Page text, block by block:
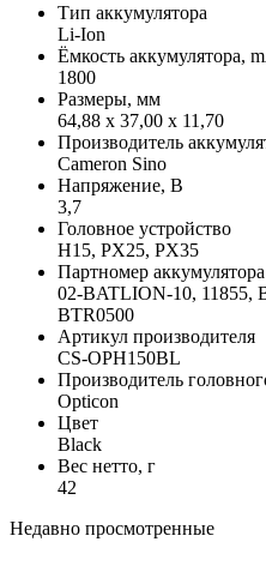
Тип аккумулятора
Li-Ion
Ёмкость аккумулятора,
1800
Размеры, мм
64,88 x 37,00 x 11,70
Производитель
Cameron Sino
Напряжение, В
3,7
Головное устройство
H15, PX25, PX35
Партномер аккумулятора
02-BATLION-10, 11855,
BTR0500
Артикул производителя
CS-OPH150BL
Производитель
Opticon
Цвет
Black
Вес нетто, г
42
Недавно просмотренные